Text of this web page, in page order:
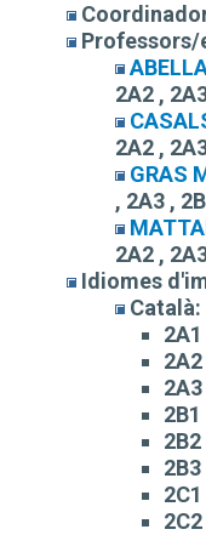
Professors/
2A2 ,
2A2 ,
GRAS
, 2A3 ,
2A2 ,
Idiomes
Català:
2A1
2A2
2A3
2B1
2B2
2B3
2C1
2C2